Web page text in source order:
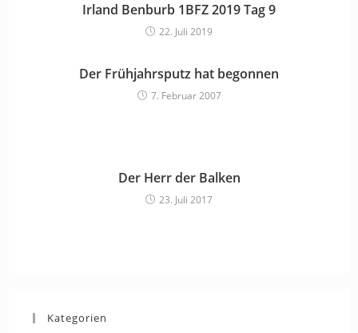
Irland Benburb 1BFZ 2019 Tag 9
22. Juli 2019
Der Frühjahrsputz hat begonnen
7. Februar 2007
Der Herr der Balken
23. Juli 2017
Kategorien